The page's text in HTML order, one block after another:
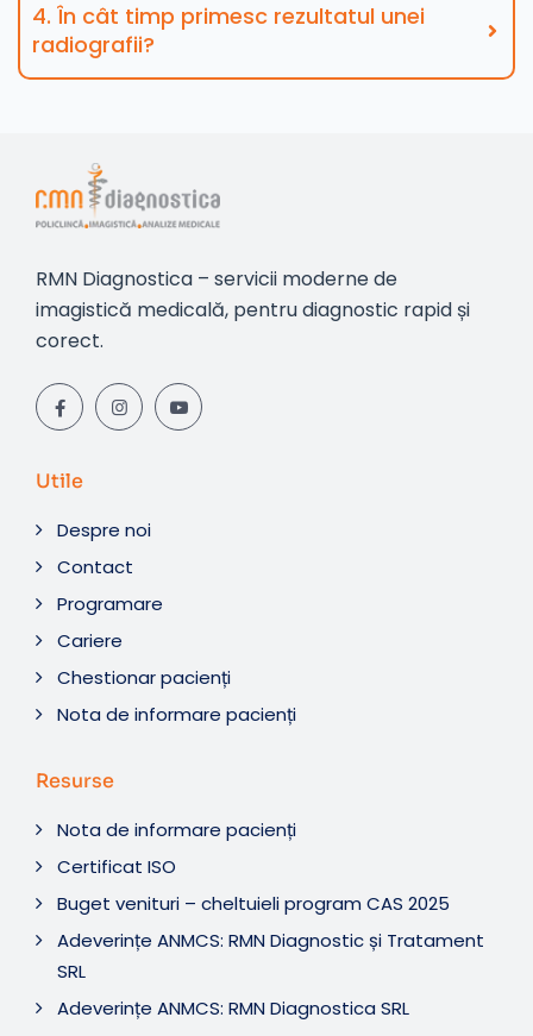
4. În cât timp primesc rezultatul unei
radiografii?
RMN Diagnostica – servicii moderne de
imagistică medicală, pentru diagnostic rapid și
corect.
Utile
Despre noi
Contact
Programare
Cariere
Chestionar pacienți
Nota de informare pacienți
Resurse
Nota de informare pacienți
Certificat ISO
Buget venituri – cheltuieli program CAS 2025
Adeverințe ANMCS: RMN Diagnostic și Tratament
SRL
Adeverințe ANMCS: RMN Diagnostica SRL